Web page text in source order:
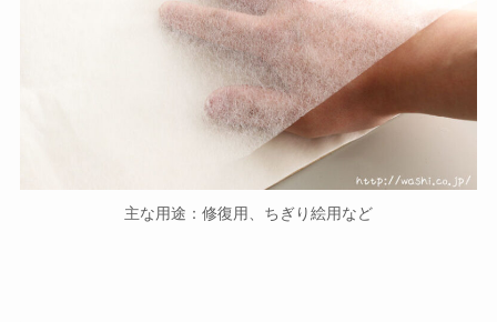
主な用途：修復用、ちぎり絵用など